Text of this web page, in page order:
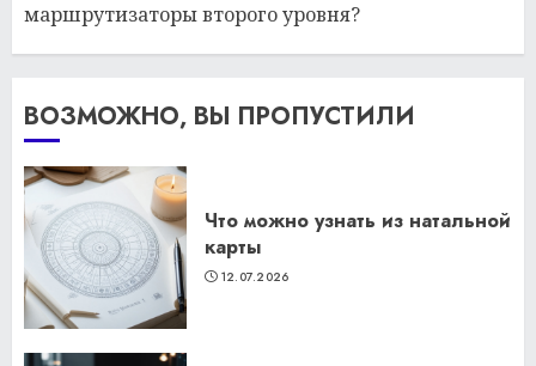
маршрутизаторы второго уровня?
ВОЗМОЖНО, ВЫ ПРОПУСТИЛИ
Что можно узнать из натальной
карты
12.07.2026